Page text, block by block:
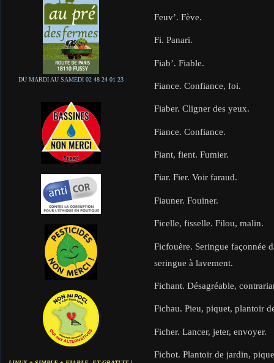
DU MARDI AU SAMEDI 02 48 24 01 23
Feuv’. Fève.
Fi. Panari.
Fiab’. Fiable.
Fiance. Confiance, foi.
Fiaber. Cligner des yeux.
Fiance. Confiance.
Fiant, fient. Fumier.
Fiar. Fier. Voir faraud.
Fiauner. Fouiner.
Ficelle, fisselle. Filou, malin.
Ficfouère. Seringue façonnée
seringue à lavement.
Fichant. Désagréable,
Fichau. Pieu, piquet, plantoir
Ficher. Lancer, jeter, envoyer.
Fichot. Plantoir de jardin,